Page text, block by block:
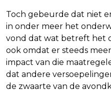
Toch gebeurde dat niet
in onder meer het
vond dat wat betreft het
ook omdat er steeds
impact van die
dat andere
de zwaarte van de